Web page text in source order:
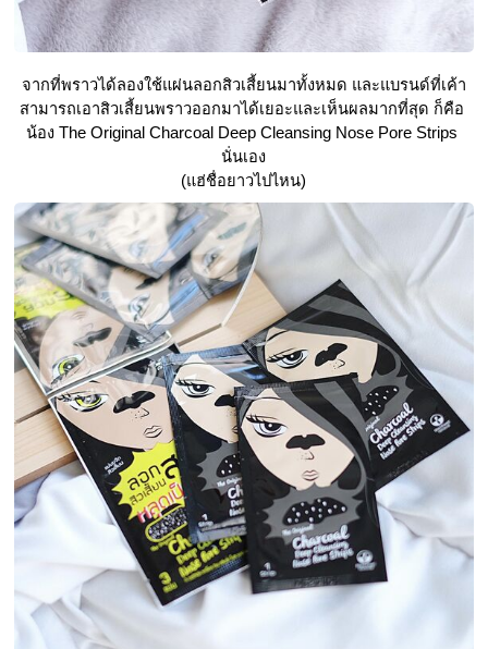
จากที่พราวได้ลองใช้แผ่นลอกสิวเสี้ยนมาทั้งหมด และแบรนด์ที่เค้า
สามารถเอาสิวเสี้ยนพราวออกมาได้เยอะและเห็นผลมากที่สุด ก็คือ
น้อง The Original Charcoal Deep Cleansing Nose Pore Strips
นั่นเอง
(แฮ่ชื่อยาวไปไหน)